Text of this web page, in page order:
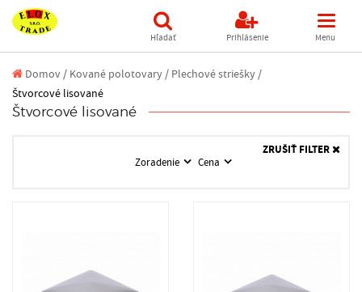
Hľadať Prihlásenie Menu
Domov/ Kované polotovary / Plechové striešky /
Štvorcové lisované
Štvorcové lisované
Zoradenie Cena
ZRUŠIŤ FILTER